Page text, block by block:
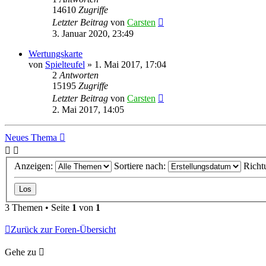
14610 Zugriffe
Letzter Beitrag von Carsten
3. Januar 2020, 23:49
Wertungskarte
von Spielteufel » 1. Mai 2017, 17:04
2 Antworten
15195 Zugriffe
Letzter Beitrag von Carsten
2. Mai 2017, 14:05
Neues Thema
Anzeigen: Sortiere nach:
3 Themen • Seite 1 von 1
Zurück zur Foren-Übersicht
Gehe zu